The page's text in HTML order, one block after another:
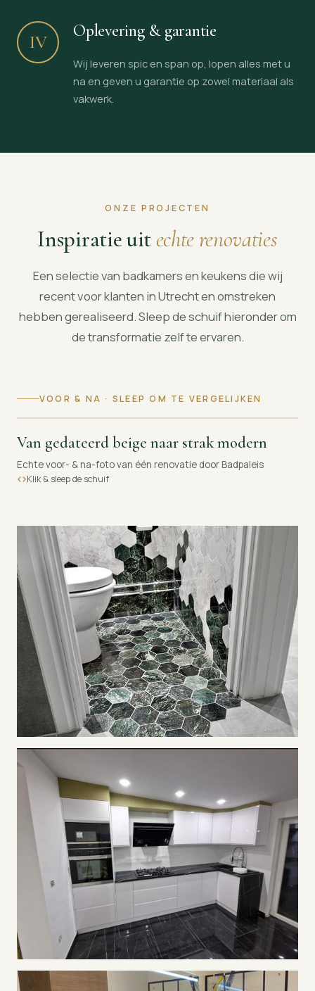
IV
Oplevering & garantie
Wij leveren spic en span op, lopen alles met u
na en geven u garantie op zowel materiaal als
vakwerk.
ONZE PROJECTEN
Inspiratie uit echte renovaties
Een selectie van badkamers en keukens die wij
recent voor klanten in Utrecht en omstreken
hebben gerealiseerd. Sleep de schuif hieronder om
de transformatie zelf te ervaren.
VOOR & NA · SLEEP OM TE VERGELIJKEN
VOOR NA
Van gedateerd beige naar strak modern
Echte voor- & na-foto van één renovatie door Badpaleis
Klik & sleep de schuif